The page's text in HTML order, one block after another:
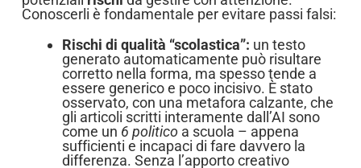
Conoscerli è fondamentale per evitare passi falsi:
Rischi di qualità “scolastica”: un testo
generato automaticamente può risultare
corretto nella forma, ma spesso tende a
essere generico e poco incisivo. È stato
osservato, con una metafora calzante, che
gli articoli scritti interamente dall’AI sono
come un 6 politicoa scuola – appena
sufficienti e incapaci di fare davvero la
differenza. Senza l’apporto creativo